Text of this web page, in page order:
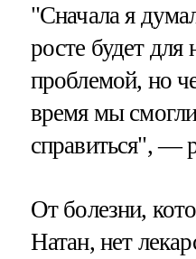
"Сначала я
росте будет
проблемой, но
время мы
справиться", —
От болезни,
Натан, нет